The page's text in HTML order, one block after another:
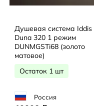
Душевая система Iddis
Duna 320 1 режим
DUNMGSTi68 (золото
матовое)
Остаток 1 шт
Россия